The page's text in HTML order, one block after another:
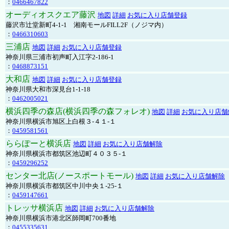
： 0466467822
オーディオスクエア藤沢 地図 詳細 お気に入り店舗登録
藤沢市辻堂新町4-1-1 湘南モールFILL2F（ノジマ内）
： 0466310603
三浦店 地図 詳細 お気に入り店舗登録
神奈川県三浦市初声町入江字2-186-1
： 0468873151
大和店 地図 詳細 お気に入り店舗登録
神奈川県大和市深見台1-1-18
： 0462005021
横浜四季の森店(横浜四季の森フォレオ) 地図 詳細 お気に入り店
神奈川県横浜市旭区上白根３-４１-１
： 0459581561
ららぽーと横浜店 地図 詳細 お気に入り店舗解除
神奈川県横浜市都筑区池辺町４０３５-１
： 0459296252
センター北店(ノースポートモール) 地図 詳細 お気に入り店舗解除
神奈川県横浜市都筑区中川中央１-25-１
： 0459147661
トレッサ横浜店 地図 詳細 お気に入り店舗解除
神奈川県横浜市港北区師岡町700番地
： 0455335631